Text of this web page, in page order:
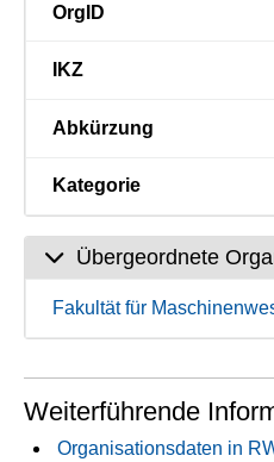
OrgID
IKZ
Abkürzung
Kategorie
Übergeordnete
Fakultät für
Weiterführende
Organisationsdaten in